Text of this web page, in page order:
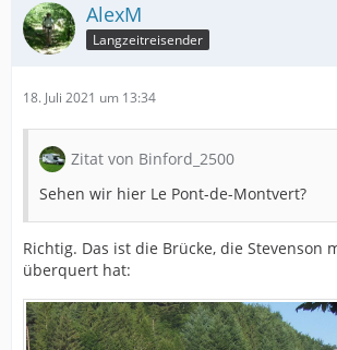
AlexM
Langzeitreisender
18. Juli 2021 um 13:34
Zitat von Binford_2500
Sehen wir hier Le Pont-de-Montvert?
Richtig. Das ist die Brücke, die Stevenson
überquert hat: